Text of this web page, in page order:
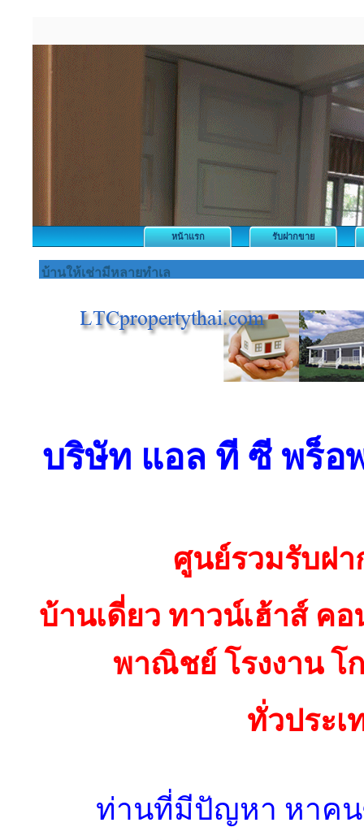
หน้าแรก รับฝากขาย
บ้านให้เช่ามีหลายทำเล
บริษัท แอล ที ซี พร็
ศูนย์รวมรับฝ
บ้านเดี่ยว ทาวน์เฮ้าส์ ค
พาณิชย์ โรงงาน โ
ทั่วประเ
ท่านที่มีปัญหา หาค